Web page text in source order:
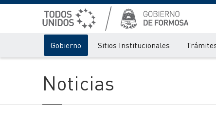
Gobierno Sitios Institucionales
Noticias